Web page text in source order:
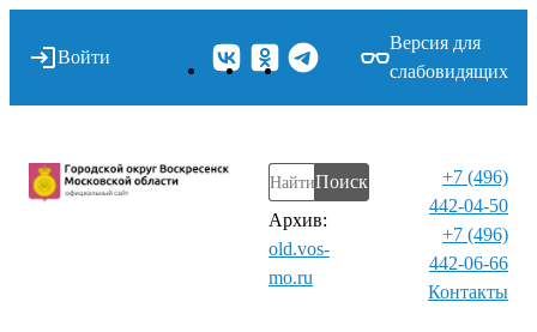
Войти
Версия для
слабовидящих
Поиск
Архив:
old.vos-
mo.ru
+7 (496)
442-04-50
+7 (496)
442-06-66
Контакты⁠